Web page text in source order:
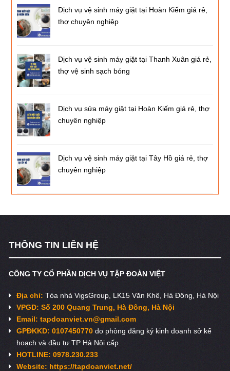
Dịch vụ vệ sinh máy giặt tại Hoàn Kiếm giá rẻ,
thợ chuyên nghiệp
Dịch vụ vệ sinh máy giặt tại Thanh Xuân giá rẻ,
thợ vệ sinh sạch bóng
Dịch vụ sửa máy giặt tại Hoàn Kiếm giá rẻ, thợ
chuyên nghiệp
Dịch vụ vệ sinh máy giặt tại Tây Hồ giá rẻ, thợ
chuyên nghiệp
THÔNG TIN LIÊN HỆ
CÔNG TY CỔ PHẦN DỊCH VỤ TẬP ĐOÀN VIỆT
Địa chỉ:Tòa nhà VigsGroup, LK15 Văn Khê, Hà Đông, Hà Nội
VPGD: Số 200 Quang Trung, Hà Đông, Hà Nội
Email:tapdoanviet.vn@gmail.com
GPĐKKD: 0107450770do phòng đăng ký kinh doanh sở kế
hoạch và đầu tư TP Hà Nội cấp.
HOTLINE: 0978.230.233
Website: https://tapdoanviet.net/